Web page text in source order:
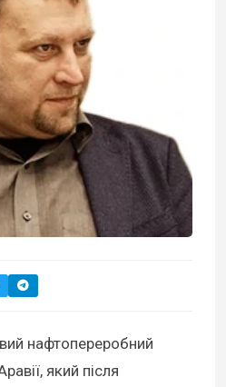
нафтопереробний
який після